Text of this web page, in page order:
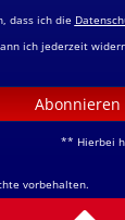
dass ich die
ich jederzeit
Abonnieren
** Hierbei
vorbehalten.